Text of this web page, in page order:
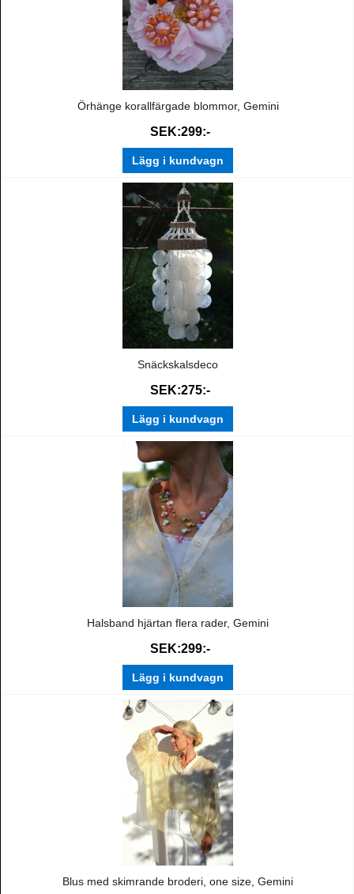
Örhänge korallfärgade blommor, Gemini
SEK:299:-
Lägg i kundvagn
Snäckskalsdeco
SEK:275:-
Lägg i kundvagn
Halsband hjärtan flera rader, Gemini
SEK:299:-
Lägg i kundvagn
Blus med skimrande broderi, one size, Gemini